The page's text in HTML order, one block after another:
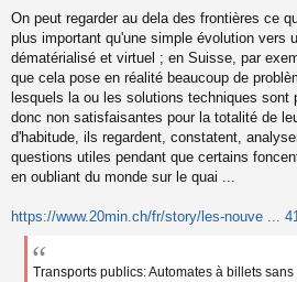
On peut regarder au dela des frontières ce
plus important qu'une simple évolution vers
dématérialisé et virtuel ; en Suisse, par
que cela pose en réalité beaucoup de
lesquels la ou les solutions techniques sont
donc non satisfaisantes pour la totalité de
d'habitude, ils regardent, constatent,
questions utiles pendant que certains
en oubliant du monde sur le quai ...
https://www.20min.ch/fr/story/les-nouve ...
Transports publics: Automates à billets